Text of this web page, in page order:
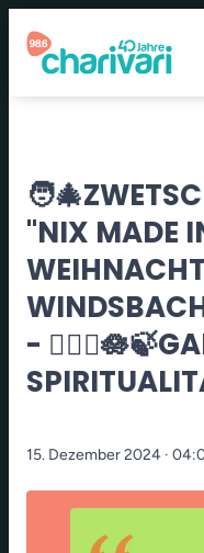
"NIX MADE
-
15. Dezember 2024 ·